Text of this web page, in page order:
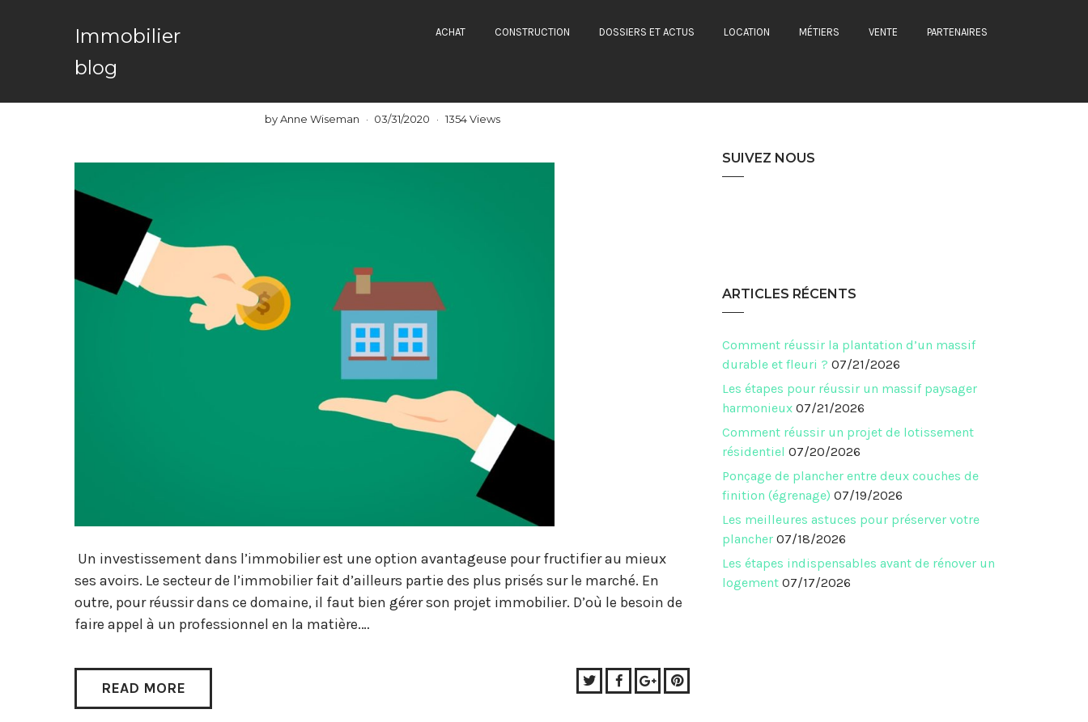
Immobilier
blog
ACHAT CONSTRUCTION DOSSIERS ET ACTUS LOCATION MÉTIERS VENTE PARTENAIRES
Les avantages de confier son projet
byAnne Wiseman 03/31/2020 1354 Views
Un investissement dans l’immobilier est une option avantageuse pour fructifier au mieux
ses avoirs. Le secteur de l’immobilier fait d’ailleurs partie des plus prisés sur le marché. En
outre, pour réussir dans ce domaine, il faut bien gérer son projet immobilier. D’où le besoin de
faire appel à un professionnel en la matière.…
READ MORE TwitterFacebook
Google+Pinterest
SUIVEZ NOUS
ARTICLES RÉCENTS
Comment réussir la plantation d’un massif
durable et fleuri ? 07/21/2026
Les étapes pour réussir un massif paysager
harmonieux 07/21/2026
Comment réussir un projet de lotissement
résidentiel 07/20/2026
Ponçage de plancher entre deux couches de
finition (égrenage) 07/19/2026
Les meilleures astuces pour préserver votre
plancher 07/18/2026
Les étapes indispensables avant de rénover un
logement 07/17/2026